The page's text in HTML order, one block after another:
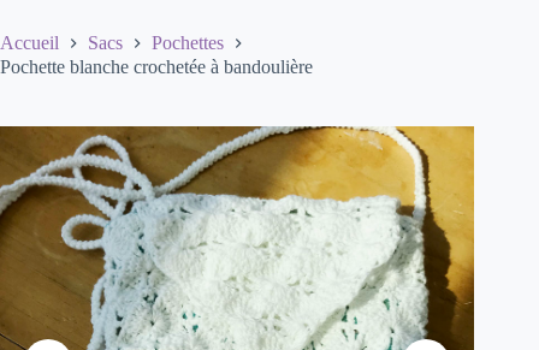
Accueil Sacs
Pochettes
Pochette blanche crochetée à bandoulière